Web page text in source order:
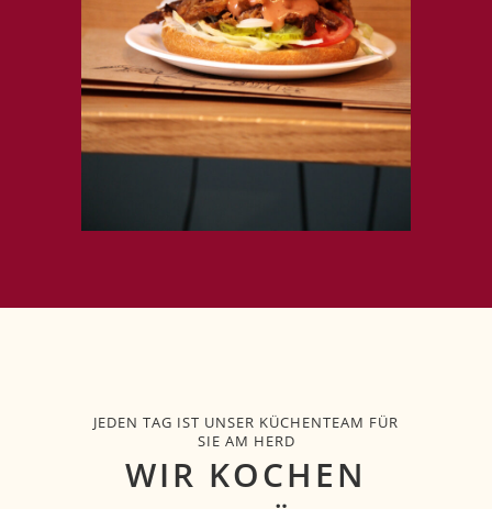
JEDEN TAG IST UNSER KÜCHENTEAM FÜR
SIE AM HERD
WIR KOCHEN